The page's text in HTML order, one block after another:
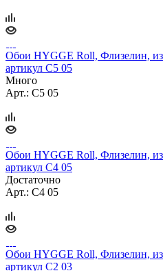
Обои HYGGE Roll, Флизелин,
артикул C5 05
Много
Арт.: C5 05
Обои HYGGE Roll, Флизелин,
артикул C4 05
Достаточно
Арт.: C4 05
Обои HYGGE Roll, Флизелин,
артикул C2 03